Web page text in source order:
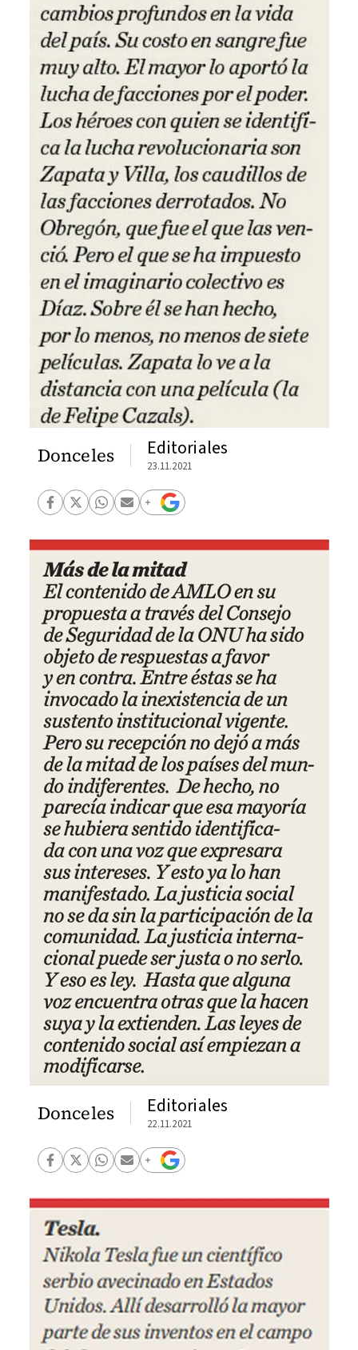
Donceles Editoriales
23.11.2021
Donceles Editoriales
22.11.2021